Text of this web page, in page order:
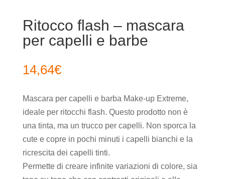
Ritocco flash – mascara
per capelli e barbe
14,64€
Mascara per capelli e barba Make-up Extreme,
ideale per ritocchi flash. Questo prodotto non è
una tinta, ma un trucco per capelli. Non sporca la
cute e copre in pochi minuti i capelli bianchi e la
ricrescita dei capelli tinti.
Permette di creare infinite variazioni di colore, sia